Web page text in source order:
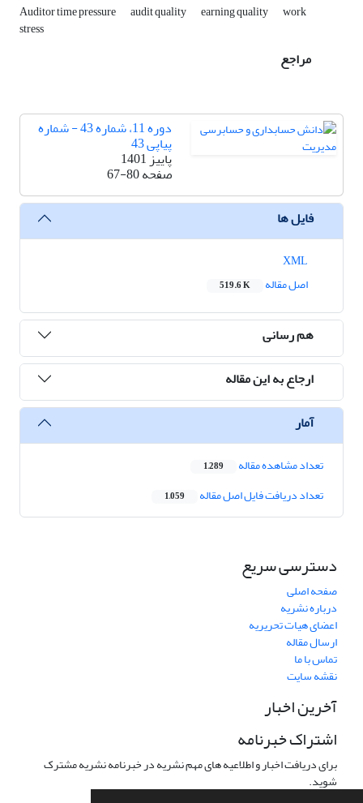
Auditor time pressure audit quality earning quality work
stress
مراجع
دوره 11، شماره 43 - شماره
پیاپی 43
پاییز 1401
صفحه67-80
فایل ها
اصل مقاله
519.6 K
هم رسانی
ارجاع به این مقاله
آمار
تعداد مشاهده مقاله 1,289
تعداد دریافت فایل اصل مقاله 1,059
دسترسی سریع
صفحه اصلی
درباره نشریه
اعضای هیات تحریریه
ارسال مقاله
تماس با ما
نقشه سایت
آخرین اخبار
اشتراک خبرنامه
برای دریافت اخبار و اطلاعیه های مهم نشریه در خبرنامه نشریه مشترک
شوید.